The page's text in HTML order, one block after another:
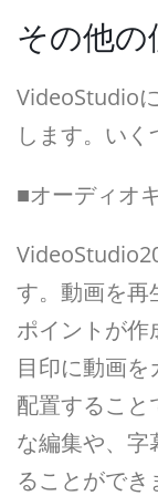
その他
VideoStudio
します。いく
■オーディオ
す。動画を再
ポイントが作
目印に動画
配置するこ
な編集や、字
ることができ